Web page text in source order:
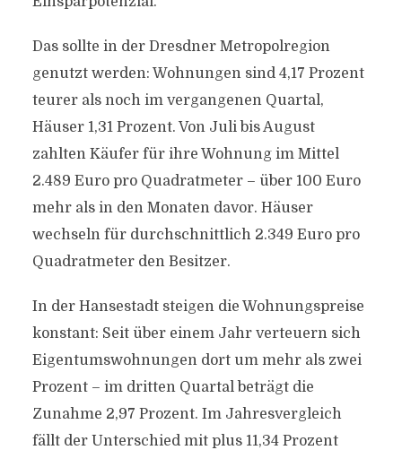
Das sollte in der Dresdner Metropolregion
genutzt werden: Wohnungen sind 4,17 Prozent
teurer als noch im vergangenen Quartal,
Häuser 1,31 Prozent. Von Juli bis August
zahlten Käufer für ihre Wohnung im Mittel
2.489 Euro pro Quadratmeter – über 100 Euro
mehr als in den Monaten davor. Häuser
wechseln für durchschnittlich 2.349 Euro pro
Quadratmeter den Besitzer.
In der Hansestadt steigen die Wohnungspreise
konstant: Seit über einem Jahr verteuern sich
Eigentumswohnungen dort um mehr als zwei
Prozent – im dritten Quartal beträgt die
Zunahme 2,97 Prozent. Im Jahresvergleich
fällt der Unterschied mit plus 11,34 Prozent